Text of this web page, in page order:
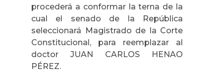
procederá a conformar la terna de la
cual el senado de la República
seleccionará Magistrado de la Corte
Constitucional, para reemplazar al
doctor JUAN CARLOS HENAO
PÉREZ.